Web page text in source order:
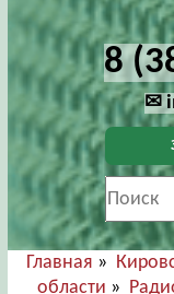
8
✉
Главная »
области »